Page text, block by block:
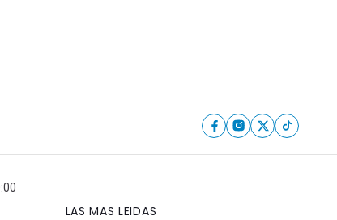
LAS MAS LEIDAS